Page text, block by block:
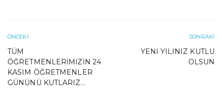
ÖNCEKI
TÜM
ÖĞRETMENLERIMIZIN 24
KASIM ÖĞRETMENLER
GÜNÜNÜ KUTLARIZ…
SONRAKI
YENI YILINIZ KUTLU
OLSUN